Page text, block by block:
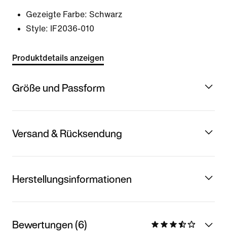
Gezeigte Farbe: Schwarz
Style:
IF2036-010
Produktdetails anzeigen
Größe und Passform
Versand & Rücksendung
Herstellungsinformationen
Bewertungen (6)